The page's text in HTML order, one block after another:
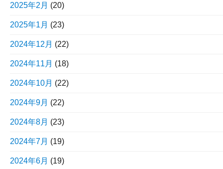
2025年2月 (20)
2025年1月 (23)
2024年12月 (22)
2024年11月 (18)
2024年10月 (22)
2024年9月 (22)
2024年8月 (23)
2024年7月 (19)
2024年6月 (19)